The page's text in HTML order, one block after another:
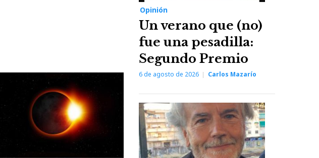
Opinión
Un verano que (no)
fue una pesadilla:
Segundo Premio
6 de agosto de 2026 Carlos Mazarío